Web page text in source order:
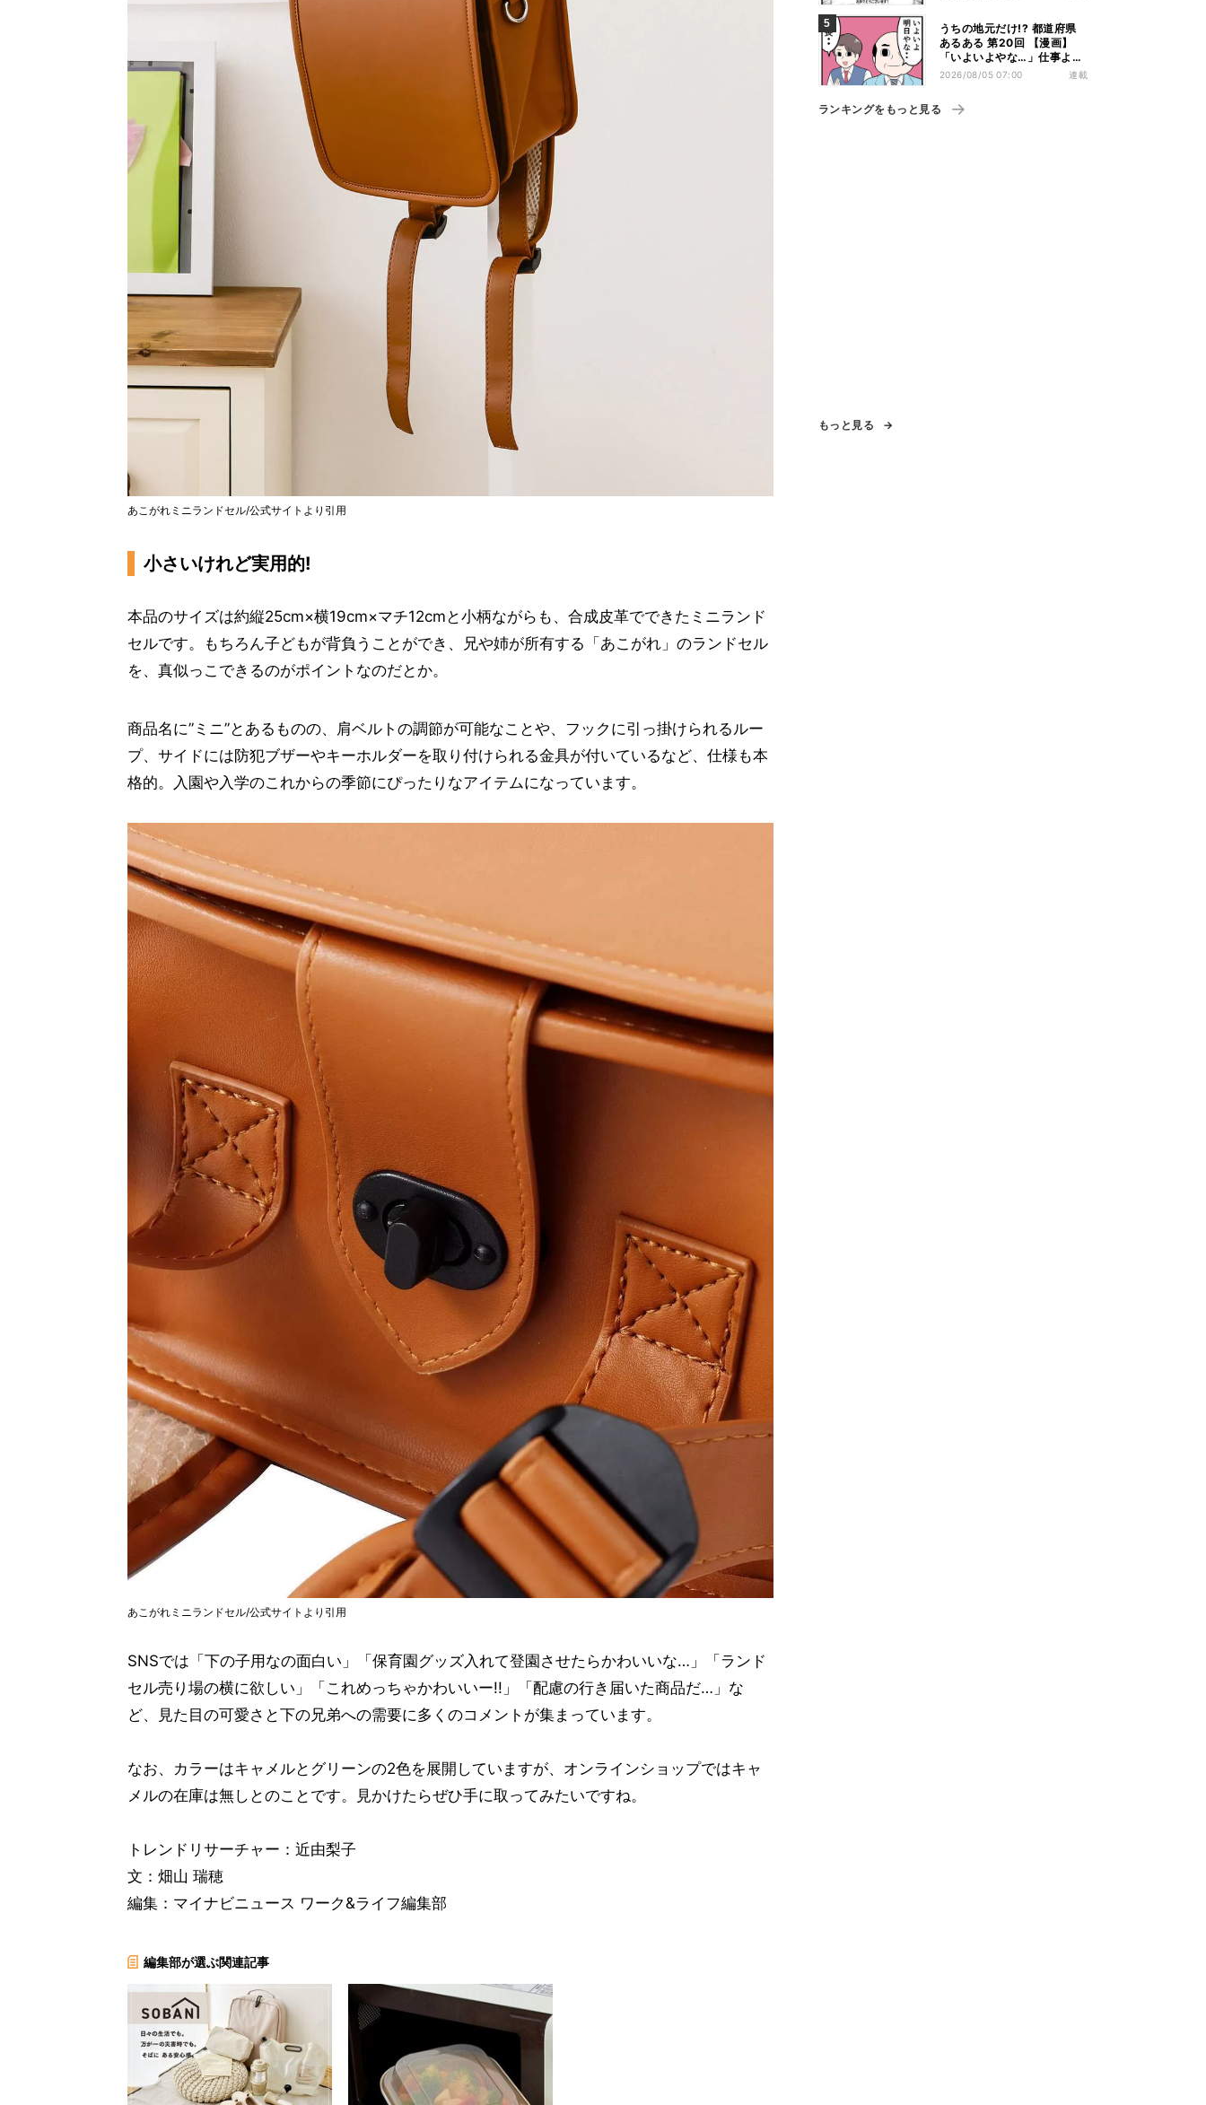
あこがれミニランドセル/公式サイトより引用
小さいけれど実用的!
本品のサイズは約縦25cm×横19cm×マチ12cmと小柄ながらも、合成皮革でできたミニランド
セルです。もちろん子どもが背負うことができ、兄や姉が所有する「あこがれ」のランドセル
を、真似っこできるのがポイントなのだとか。
商品名に”ミニ”とあるものの、肩ベルトの調節が可能なことや、フックに引っ掛けられるルー
プ、サイドには防犯ブザーやキーホルダーを取り付けられる金具が付いているなど、仕様も本
格的。入園や入学のこれからの季節にぴったりなアイテムになっています。
あこがれミニランドセル/公式サイトより引用
SNSでは「下の子用なの面白い」「保育園グッズ入れて登園させたらかわいいな…」「ランド
セル売り場の横に欲しい」「これめっちゃかわいいー!!」「配慮の行き届いた商品だ…」な
ど、見た目の可愛さと下の兄弟への需要に多くのコメントが集まっています。
なお、カラーはキャメルとグリーンの2色を展開していますが、オンラインショップではキャ
メルの在庫は無しとのことです。見かけたらぜひ手に取ってみたいですね。
トレンドリサーチャー：近由梨子
文：畑山 瑞穂
編集：マイナビニュース ワーク&ライフ編集部
編集部が選ぶ関連記事
うちの地元だけ!? 都道府県
あるある 第20回 【漫画】
「いよいよやな…」仕事より
優先は当然!? 兵庫県民の“祭
2026/08/05 07:00 連載
ランキングをもっと見る
もっと見る